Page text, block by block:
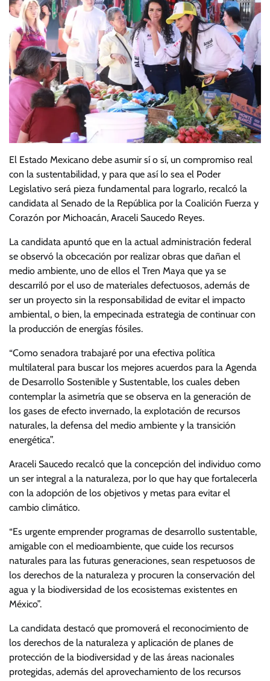
El Estado Mexicano debe asumir sí o sí, un compromiso real
con la sustentabilidad, y para que así lo sea el Poder
Legislativo será pieza fundamental para lograrlo, recalcó la
candidata al Senado de la República por la Coalición Fuerza y
Corazón por Michoacán, Araceli Saucedo Reyes.
La candidata apuntó que en la actual administración federal
se observó la obcecación por realizar obras que dañan el
medio ambiente, uno de ellos el Tren Maya que ya se
descarriló por el uso de materiales defectuosos, además de
ser un proyecto sin la responsabilidad de evitar el impacto
ambiental, o bien, la empecinada estrategia de continuar con
la producción de energías fósiles.
“Como senadora trabajaré por una efectiva política
multilateral para buscar los mejores acuerdos para la Agenda
de Desarrollo Sostenible y Sustentable, los cuales deben
contemplar la asimetría que se observa en la generación de
los gases de efecto invernado, la explotación de recursos
naturales, la defensa del medio ambiente y la transición
energética”.
Araceli Saucedo recalcó que la concepción del individuo como
un ser integral a la naturaleza, por lo que hay que fortalecerla
con la adopción de los objetivos y metas para evitar el
cambio climático.
“Es urgente emprender programas de desarrollo sustentable,
amigable con el medioambiente, que cuide los recursos
naturales para las futuras generaciones, sean respetuosos de
los derechos de la naturaleza y procuren la conservación del
agua y la biodiversidad de los ecosistemas existentes en
México”.
La candidata destacó que promoverá el reconocimiento de
los derechos de la naturaleza y aplicación de planes de
protección de la biodiversidad y de las áreas nacionales
protegidas, además del aprovechamiento de los recursos